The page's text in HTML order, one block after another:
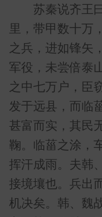
苏秦说齐王曰
里，带甲数十万
之兵，进如锋矢
军役，未尝倍泰
之中七万户，臣
发于远县，而临
甚富而实，其民
鞠。临菑之涂，
挥汗成雨。夫韩
接境壤也。兵出
机决矣。韩、魏